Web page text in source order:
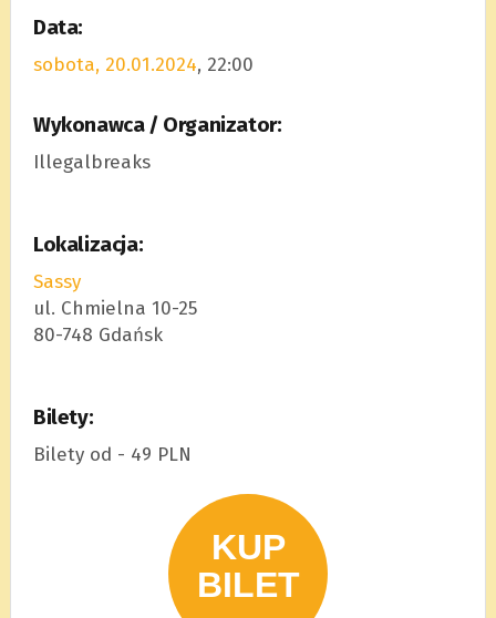
Data:
sobota, 20.01.2024, 22:00
Wykonawca / Organizator:
Illegalbreaks
Lokalizacja:
Sassy
ul. Chmielna 10-25
80-748 Gdańsk
Bilety:
Bilety od - 49 PLN